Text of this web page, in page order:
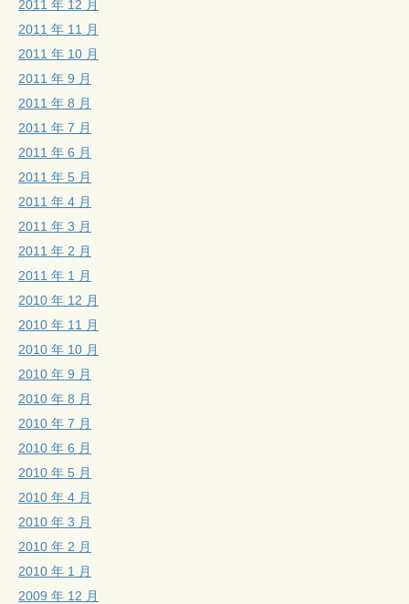
2011 年 12 月
2011 年 11 月
2011 年 10 月
2011 年 9 月
2011 年 8 月
2011 年 7 月
2011 年 6 月
2011 年 5 月
2011 年 4 月
2011 年 3 月
2011 年 2 月
2011 年 1 月
2010 年 12 月
2010 年 11 月
2010 年 10 月
2010 年 9 月
2010 年 8 月
2010 年 7 月
2010 年 6 月
2010 年 5 月
2010 年 4 月
2010 年 3 月
2010 年 2 月
2010 年 1 月
2009 年 12 月